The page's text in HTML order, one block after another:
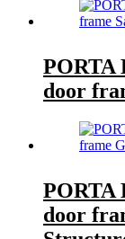
PORTA
door
PORTA
door